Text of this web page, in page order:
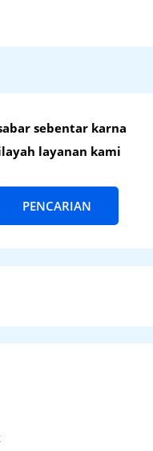
sebentar karna
layanan kami
PENCARIAN